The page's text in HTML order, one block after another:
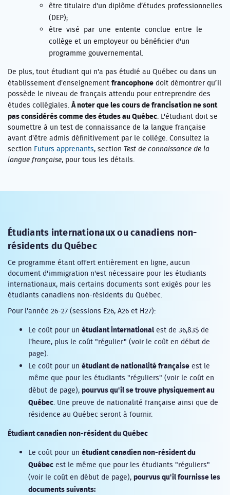
être titulaire d'un diplôme d’études professionnelles
(DEP);
être visé par une entente conclue entre le
collège et un employeur ou bénéficier d'un
programme gouvernemental.
De plus, tout étudiant qui n'a pas étudié au Québec ou dans un
établissement d'enseignement francophone doit démontrer qu’il
possède le niveau de français attendu pour entreprendre des
études collégiales. À noter que les cours de francisation ne sont
pas considérés comme des études au Québec. L'étudiant doit se
soumettre à un test de connaissance de la langue française
avant d'être admis définitivement par le collège. Consultez la
section Futurs apprenants, section Test de connaissance de la
langue française, pour tous les détails.
Étudiants internationaux ou canadiens non-
résidents du Québec
Ce programme étant offert entièrement en ligne, aucun
document d'immigration n'est nécessaire pour les étudiants
internationaux, mais certains documents sont exigés pour les
étudiants canadiens non-résidents du Québec.
Pour l'année 26-27 (sessions E26, A26 et H27):
Le coût pour un étudiant international est de 36,83$ de
l'heure, plus le coût "régulier" (voir le coût en début de
page).
Le coût pour un étudiant de nationalité française est le
même que pour les étudiants "réguliers" (voir le coût en
début de page), pourvus qu'il se trouve physiquement au
Québec. Une preuve de nationalité française ainsi que de
résidence au Québec seront à fournir.
Étudiant canadien non-résident du Québec
Le coût pour un étudiant canadien non-résident du
Québec est le même que pour les étudiants "réguliers"
(voir le coût en début de page), pourvus qu'il fournisse les
documents suivants: